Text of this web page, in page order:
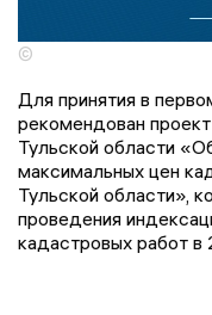
©
Для принятия в
рекомендован
Тульской области
максимальных цен
Тульской области»,
проведения
кадастровых работ в